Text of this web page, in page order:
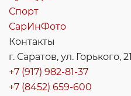
Спорт
СарИнФото
Контакты
г. Саратов, ул. Горького, 21
+7 (917) 982-81-37
+7 (8452) 659-600